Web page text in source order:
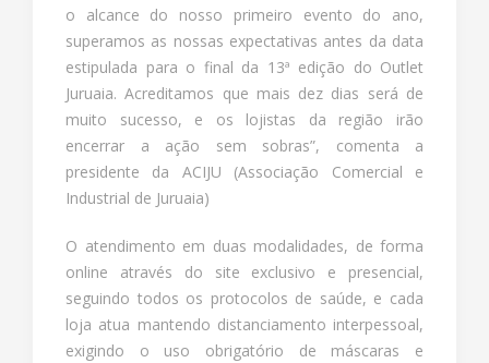
o alcance do nosso primeiro evento do ano,
superamos as nossas expectativas antes da data
estipulada para o final da 13ª edição do Outlet
Juruaia. Acreditamos que mais dez dias será de
muito sucesso, e os lojistas da região irão
encerrar a ação sem sobras”, comenta a
presidente da ACIJU (Associação Comercial e
Industrial de Juruaia)
O atendimento em duas modalidades, de forma
online através do site exclusivo e presencial,
seguindo todos os protocolos de saúde, e cada
loja atua mantendo distanciamento interpessoal,
exigindo o uso obrigatório de máscaras e